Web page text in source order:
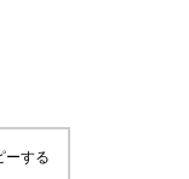
ーする